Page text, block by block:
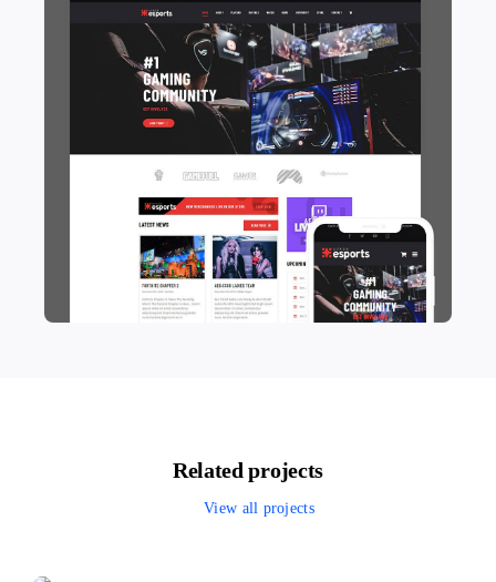
Related projects
View all projects